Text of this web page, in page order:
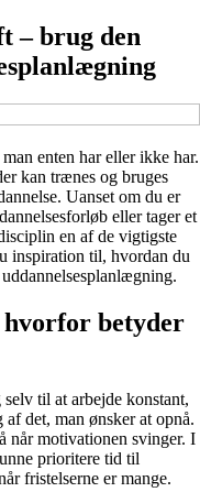
– brug den
enten har eller ikke har.
kan trænes og bruges
Uanset om du er
eller tager et
en af de vigtigste
inspiration til, hvordan du
hvorfor betyder
til at arbejde konstant,
det, man ønsker at opnå.
når motivationen svinger. I
prioritere tid til
fristelserne er mange.